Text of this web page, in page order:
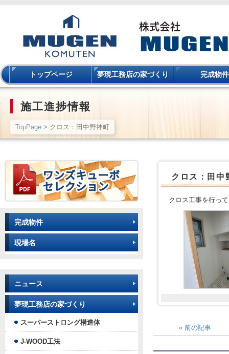
トップページ 夢現工務店の家づくり 完成物件
施工進捗情報
TopPage > クロス：田中野神町
クロス：田中
クロス工事を行っ
« 前の記事
完成物件
現場名
ニュース
夢現工務店の家づくり
スーパーストロング構造体
J-WOOD工法